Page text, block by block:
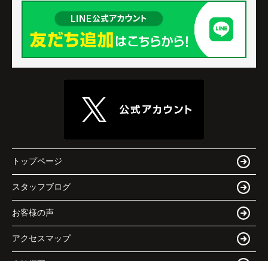
トップページ
スタッフブログ
お客様の声
アクセスマップ